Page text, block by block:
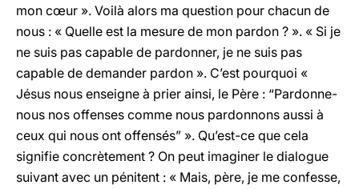
mon cœur ». Voilà alors ma question pour chacun de
nous : « Quelle est la mesure de mon pardon ? ». « Si je
ne suis pas capable de pardonner, je ne suis pas
capable de demander pardon ». C’est pourquoi «
Jésus nous enseigne à prier ainsi, le Père : “Pardonne-
nous nos offenses comme nous pardonnons aussi à
ceux qui nous ont offensés” ». Qu’est-ce que cela
signifie concrètement ? On peut imaginer le dialogue
suivant avec un pénitent : « Mais, père, je me confesse,